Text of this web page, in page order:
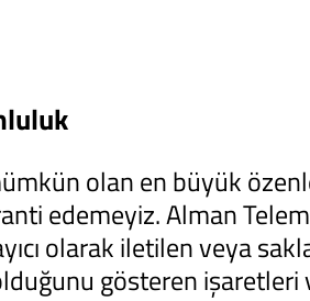
olan en büyük
edemeyiz. Alman
olarak iletilen veya
gösteren